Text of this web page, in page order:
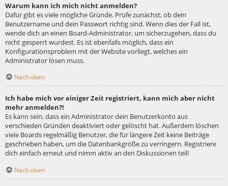
Warum kann ich mich nicht anmelden?
Dafür gibt es viele mögliche Gründe. Prüfe zunächst, ob dein
Benutzername und dein Passwort richtig sind. Wenn dies der Fall ist,
wende dich an einen Board-Administrator, um sicherzugehen, dass du
nicht gesperrt wurdest. Es ist ebenfalls möglich, dass ein
Konfigurationsproblem mit der Website vorliegt, welches ein
Administrator lösen muss.
Nach oben
Ich habe mich vor einiger Zeit registriert, kann mich aber nicht
mehr anmelden?!
Es kann sein, dass ein Administrator dein Benutzerkonto aus
verschieden Gründen deaktiviert oder gelöscht hat. Außerdem löschen
viele Boards regelmäßig Benutzer, die für längere Zeit keine Beiträge
geschrieben haben, um die Datenbankgröße zu verringern. Registriere
dich einfach erneut und nimm aktiv an den Diskussionen teil!
Nach oben